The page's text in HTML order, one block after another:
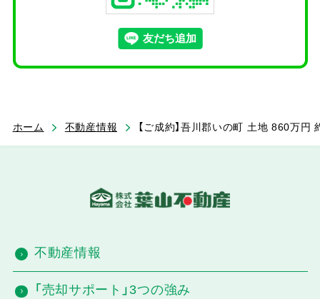
ホーム 不動産情報 【ご成約】吾川郡いの町 土地 860万円
不動産情報
「売却サポート」3つの強み